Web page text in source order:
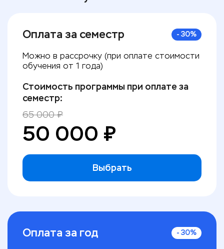
Оплата за семестр - 30%
Можно в рассрочку (при оплате стоимости
обучения от 1 года)
Стоимость программы при оплате за
семестр:
65 000₽
50 000 ₽
Выбрать
Оплата за год - 30%